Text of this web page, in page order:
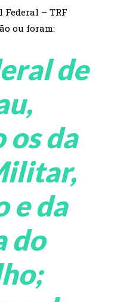
– TRF
ou foram:
de
da
e da
do